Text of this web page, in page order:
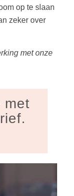
op te slaan
zeker over
met onze
met